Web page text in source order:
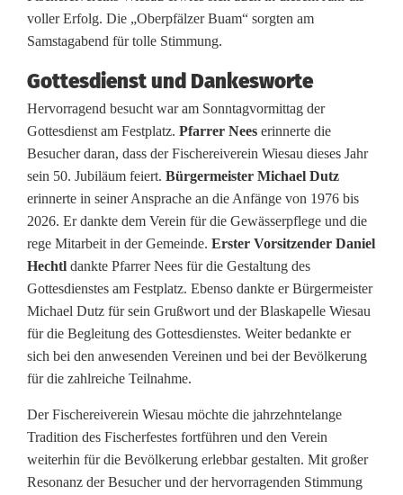
e
r
l
i
c
h
e
s
F
i
s
c
h
e
voller Erfolg. Die „Oberpfälzer Buam“ sorgten am
Samstagabend für tolle Stimmung.
Gottesdienst und Dankesworte
Hervorragend besucht war am Sonntagvormittag der
Gottesdienst am Festplatz. Pfarrer Nees erinnerte die
Besucher daran, dass der Fischereiverein Wiesau dieses Jahr
sein 50. Jubiläum feiert. Bürgermeister Michael Dutz
erinnerte in seiner Ansprache an die Anfänge von 1976 bis
2026. Er dankte dem Verein für die Gewässerpflege und die
rege Mitarbeit in der Gemeinde. Erster Vorsitzender Daniel
Hechtl dankte Pfarrer Nees für die Gestaltung des
Gottesdienstes am Festplatz. Ebenso dankte er Bürgermeister
Michael Dutz für sein Grußwort und der Blaskapelle Wiesau
für die Begleitung des Gottesdienstes. Weiter bedankte er
sich bei den anwesenden Vereinen und bei der Bevölkerung
für die zahlreiche Teilnahme.
Der Fischereiverein Wiesau möchte die jahrzehntelange
Tradition des Fischerfestes fortführen und den Verein
weiterhin für die Bevölkerung erlebbar gestalten. Mit großer
Resonanz der Besucher und der hervorragenden Stimmung